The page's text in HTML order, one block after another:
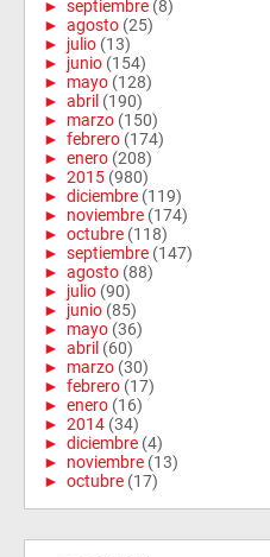
► septiembre (8)
► agosto (25)
► julio (13)
► junio (154)
► mayo (128)
► abril (190)
► marzo (150)
► febrero (174)
► enero (208)
► 2015 (980)
► diciembre (119)
► noviembre (174)
► octubre (118)
► septiembre (147)
► agosto (88)
► julio (90)
► junio (85)
► mayo (36)
► abril (60)
► marzo (30)
► febrero (17)
► enero (16)
► 2014 (34)
► diciembre (4)
► noviembre (13)
► octubre (17)